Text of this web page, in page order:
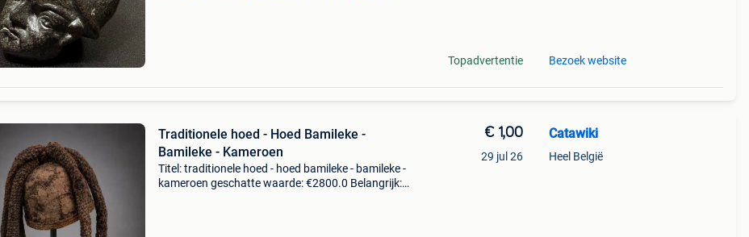
Topadvertentie Bezoek website
Traditionele hoed - Hoed Bamileke -
Bamileke - Kameroen
Titel: traditionele hoed - hoed bamileke - bamileke -
kameroen geschatte waarde: €2800.0 Belangrijk:
€ 1,00
29 jul 26
Catawiki
Heel België